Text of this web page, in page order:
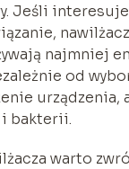
Jeśli
najmniej
od
urządzenia,
bakterii.
warto